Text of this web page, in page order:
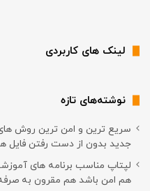
لینک های کاربردی
نوشته‌های تازه
سریع ترین و امن ترین روش
جدید بدون از دست رفتن فایل
لپتاپ مناسب برنامه های
هم امن باشد هم مقرون به